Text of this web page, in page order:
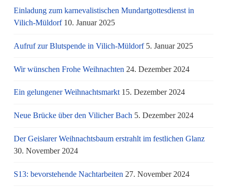
Einladung zum karnevalistischen Mundartgottesdienst in
Vilich-Müldorf 10. Januar 2025
Aufruf zur Blutspende in Vilich-Müldorf 5. Januar 2025
Wir wünschen Frohe Weihnachten 24. Dezember 2024
Ein gelungener Weihnachtsmarkt 15. Dezember 2024
Neue Brücke über den Vilicher Bach 5. Dezember 2024
Der Geislarer Weihnachtsbaum erstrahlt im festlichen Glanz
30. November 2024
S13: bevorstehende Nachtarbeiten 27. November 2024